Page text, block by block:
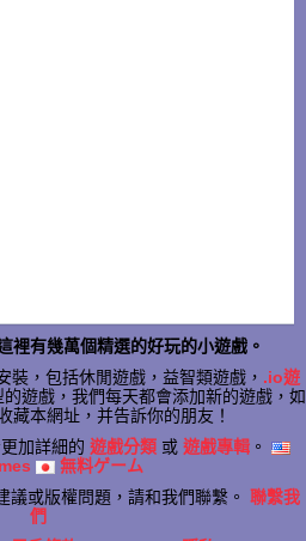
裡有幾萬個精選的好玩的小遊戲。
裝，包括休閒遊戲，益智類遊戲， .io遊
遊戲，我們每天都會添加新的遊戲，如
藏本網址，并告訴你的朋友！
加詳細的 遊戲分類 或 遊戲專輯 。
無料ゲーム
或版權問題，請和我們聯繫。 聯繫我
們